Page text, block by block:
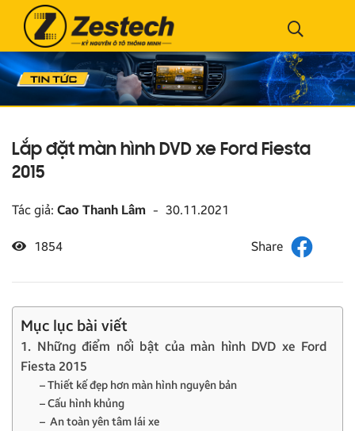
Lắp đặt màn hình DVD xe Ford Fiesta
2015
Tác giả: Cao Thanh Lâm - 30.11.2021
1854
Mục lục bài viết
1. Những điểm nổi bật của màn hình DVD xe Ford
Fiesta 2015
– Thiết kế đẹp hơn màn hình nguyên bản
– Cấu hình khủng
– An toàn yên tâm lái xe